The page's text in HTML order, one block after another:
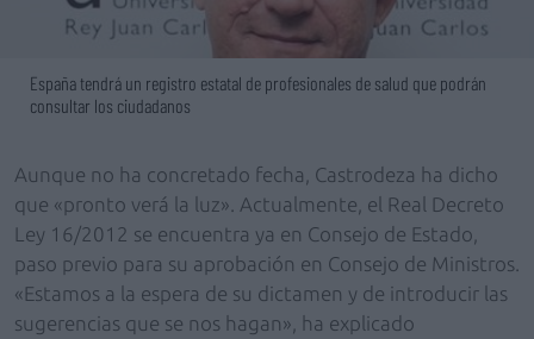
España tendrá un registro estatal de profesionales de salud que podrán
consultar los ciudadanos
Aunque no ha concretado fecha, Castrodeza ha dicho
que «pronto verá la luz». Actualmente, el Real Decreto
Ley 16/2012 se encuentra ya en Consejo de Estado,
paso previo para su aprobación en Consejo de Ministros.
«Estamos a la espera de su dictamen y de introducir las
sugerencias que se nos hagan», ha explicado